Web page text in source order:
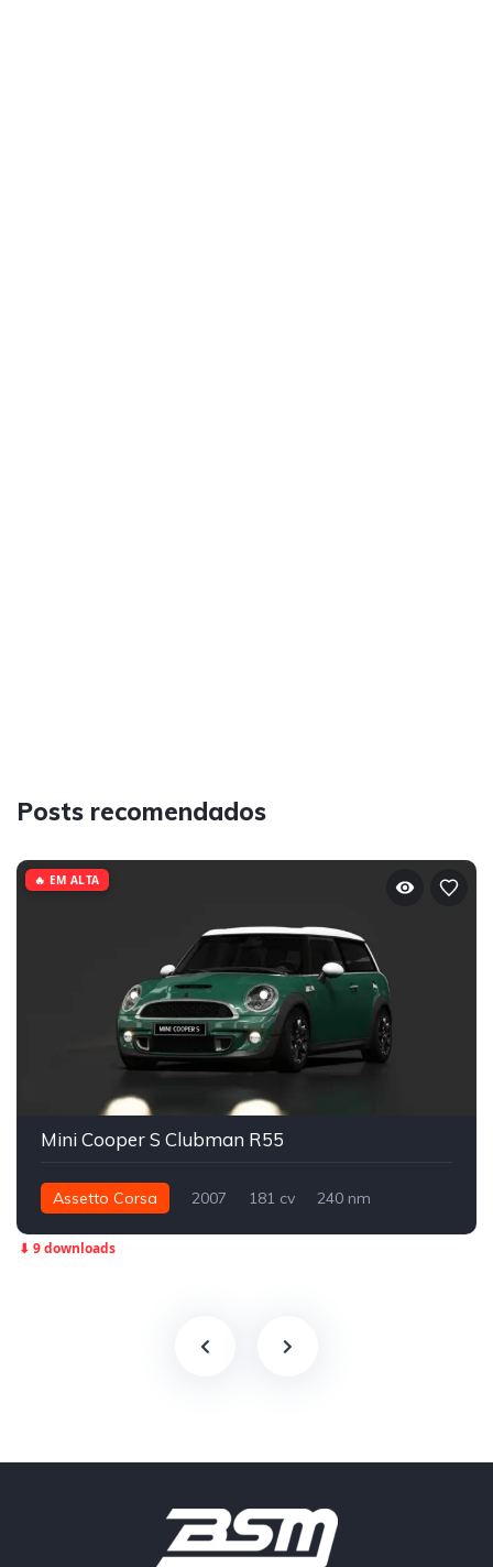
Posts recomendados
Mini Cooper S Clubman R55
Assetto Corsa 2007 181 cv
240 nm
🔥 EM ALTA
⬇ 9 downloads